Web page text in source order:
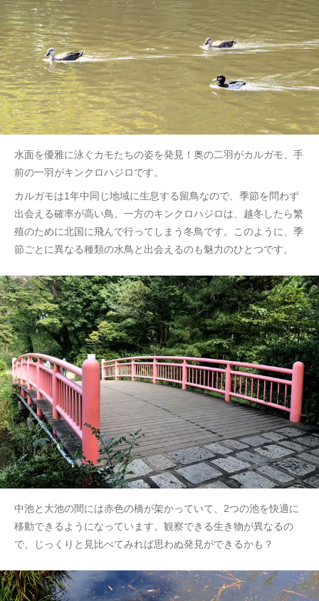
水面を優雅に泳ぐカモたちの姿を発見！奥の二羽がカルガモ、手
前の一羽がキンクロハジロです。
カルガモは1年中同じ地域に生息する留鳥なので、季節を問わず
出会える確率が高い鳥。一方のキンクロハジロは、越冬したら繁
殖のために北国に飛んで行ってしまう冬鳥です。このように、季
節ごとに異なる種類の水鳥と出会えるのも魅力のひとつです。
中池と大池の間には赤色の橋が架かっていて、2つの池を快適に
移動できるようになっています。観察できる生き物が異なるの
で、じっくりと見比べてみれば思わぬ発見ができるかも？